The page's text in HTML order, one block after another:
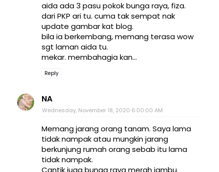
aida ada 3 pasu pokok bunga raya, fiza.
dari PKP ari tu. cuma tak sempat nak
update gambar kat blog.
bila ia berkembang, memang terasa wow
sgt laman aida tu.
mekar. membahagia kan...
Reply
NA
Wednesday, November 18, 2020 6:00:00 AM
Memang jarang orang tanam. Saya lama
tidak nampak atau mungkin jarang
berkunjung rumah orang sebab itu lama
tidak nampak.